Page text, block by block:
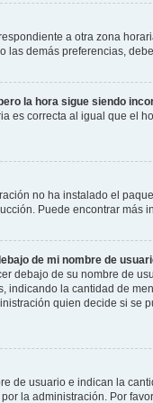
a otra zona
las demás preferencias,
la hora sigue siendo
es correcta al igual que el
no ha instalado el
Puede encontrar
de mi nombre de
debajo de su nombre de
indicando la cantidad de
quien decide si se
de usuario e indican la
la administración. Por